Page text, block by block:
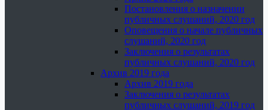
Постановления о назначении
публичных слушаний, 2020 год
Оповещения о начале публичных
слушаний, 2020 год
Заключения о результатах
публичных слушаний, 2020 год
Архив 2019 года
Архив 2019 года
Заключения о результатах
публичных слушаний, 2019 год